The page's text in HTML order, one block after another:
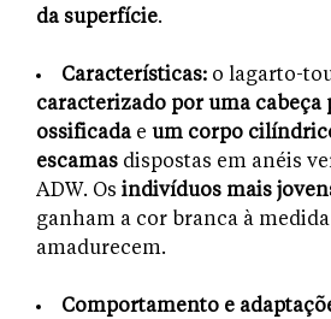
da superfície.
Características: o lagarto-
caracterizado por uma cabeça
ossificada e um corpo
escamas dispostas em anéis
ADW. Os indivíduos mais
ganham a cor branca à
amadurecem.
Comportamento e